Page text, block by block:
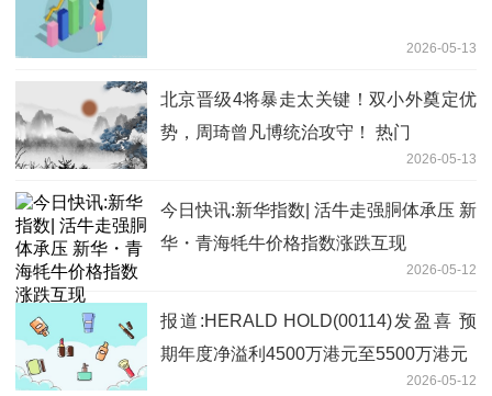
2026-05-13
北京晋级4将暴走太关键！双小外奠定优
势，周琦曾凡博统治攻守！ 热门
2026-05-13
今日快讯:新华指数| 活牛走强胴体承压 新
华・青海牦牛价格指数涨跌互现
2026-05-12
报道:HERALD HOLD(00114)发盈喜 预
期年度净溢利4500万港元至5500万港元
2026-05-12